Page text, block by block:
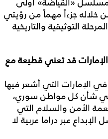
خلاله جزءاً مهماً من رؤيتي
التوثيقية والتاريخية
الإماراتقدتعنيقطيعةمع
الإمارات التي أشعر فيها
شأن كل مواطن سوري،
الأمن والسلام التي
عبر دراما عربية لا